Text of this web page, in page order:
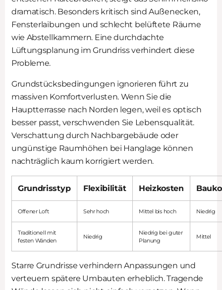
dramatisch. Besonders kritisch sind Außenecken,
Fensterlaibungen und schlecht belüftete Räume
wie Abstellkammern. Eine durchdachte
Lüftungsplanung im Grundriss verhindert diese
Probleme.
Grundstücksbedingungen ignorieren führt zu
massiven Komfortverlusten. Wenn Sie die
Hauptterrasse nach Norden legen, weil es optisch
besser passt, verschwenden Sie Lebensqualität.
Verschattung durch Nachbargebäude oder
ungünstige Raumhöhen bei Hanglage können
nachträglich kaum korrigiert werden.
Grundrisstyp Flexibilität Heizkosten
Offener Loft Sehr hoch Mittel bis hoch Niedrig
Traditionell mit
festen Wänden
Niedrig
Niedrig bei guter
Planung
Mittel
Starre Grundrisse verhindern Anpassungen und
verteuern spätere Umbauten erheblich. Tragende